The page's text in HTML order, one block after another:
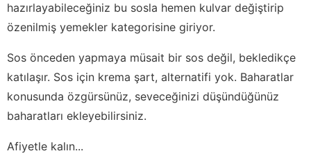
hazırlayabileceğiniz bu sosla hemen kulvar değiştirip
özenilmiş yemekler kategorisine giriyor.
Sos önceden yapmaya müsait bir sos değil, bekledikçe
katılaşır. Sos için krema şart, alternatifi yok. Baharatlar
konusunda özgürsünüz, seveceğinizi düşündüğünüz
baharatları ekleyebilirsiniz.
Afiyetle kalın...